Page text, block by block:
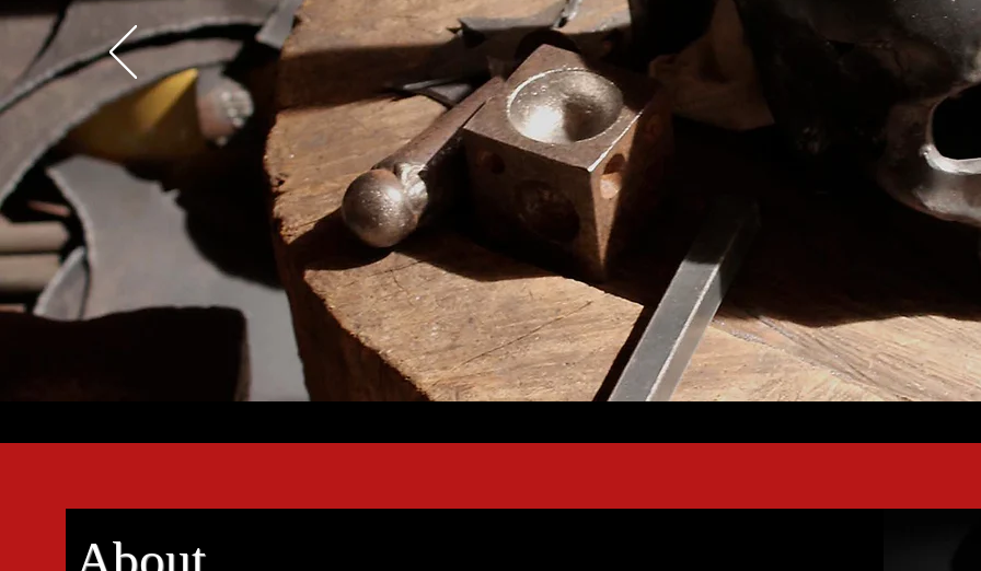
自らの頭の中を解剖す
と言う試みを続けてい